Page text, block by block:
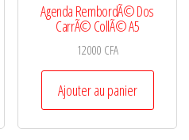
Agenda RembordÃ© Dos
CarrÃ© CollÃ© A5
12000 CFA
Ajouter au panier